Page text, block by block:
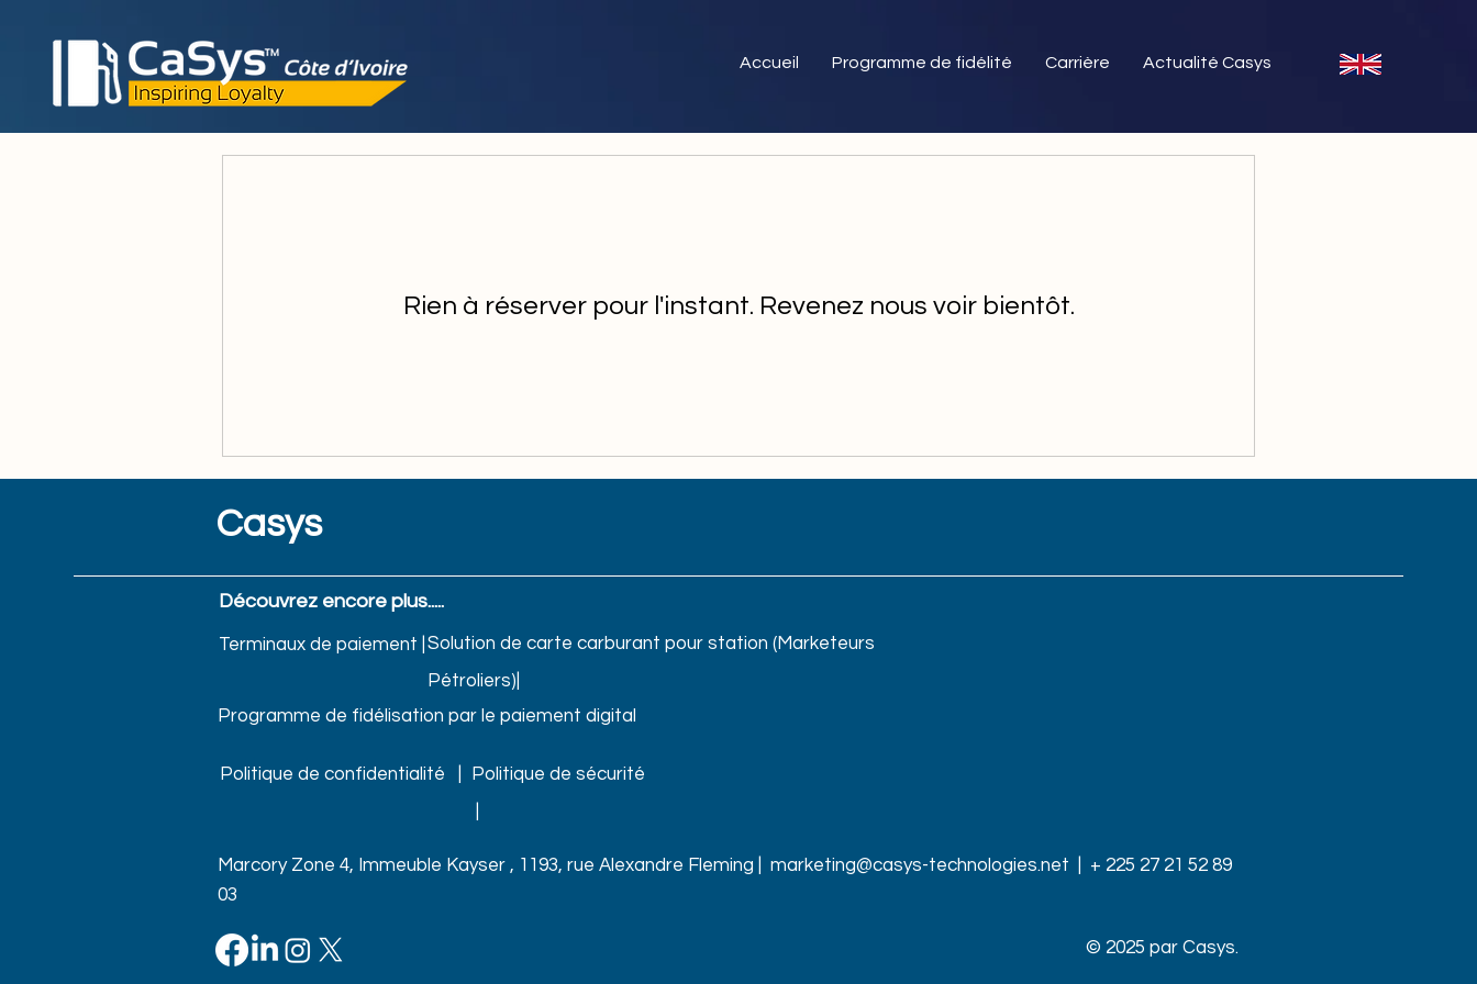
Accueil Programme de fidélité Carrière Actualité Casys
Rien à réserver pour l'instant. Revenez nous voir bientôt.
Casys
Découvrez encore plus.....
Programme de fidélisation par le paiement digital
Solution de carte carburant pour station (Marketeurs
Pétroliers)|
Politique de confidentialité |
Politique de sécurité
Marcory Zone 4, Immeuble Kayser , 1193, rue Alexandre Fleming | marketing@casys-technologies.net | + 225 27 21 52 89
03
© 2025 par Casys.
Terminaux de paiement |